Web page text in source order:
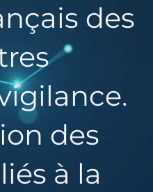
des
des
à la